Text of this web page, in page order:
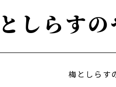
しらす
梅としらす